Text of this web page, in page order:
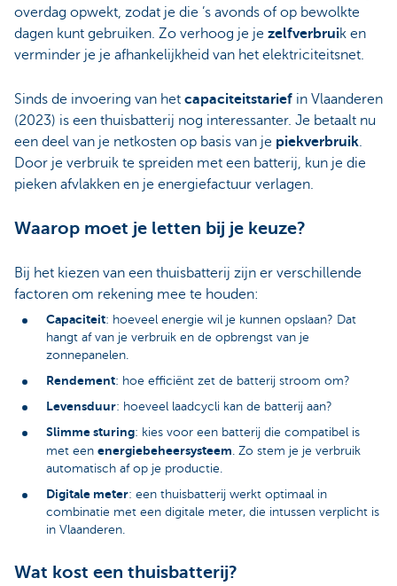
overdag opwekt, zodat je die ’s avonds of op bewolkte
dagen kunt gebruiken. Zo verhoog je je zelfverbruik en
verminder je je afhankelijkheid van het elektriciteitsnet.
Sinds de invoering van het capaciteitstarief in Vlaanderen
(2023) is een thuisbatterij nog interessanter. Je betaalt nu
een deel van je netkosten op basis van je piekverbruik.
Door je verbruik te spreiden met een batterij, kun je die
pieken afvlakken en je energiefactuur verlagen.
Waarop moet je letten bij je keuze?
Bij het kiezen van een thuisbatterij zijn er verschillende
factoren om rekening mee te houden:
Capaciteit: hoeveel energie wil je kunnen opslaan? Dat
hangt af van je verbruik en de opbrengst van je
zonnepanelen.
Rendement: hoe efficiënt zet de batterij stroom om?
Levensduur: hoeveel laadcycli kan de batterij aan?
Slimme sturing: kies voor een batterij die compatibel is
met een energiebeheersysteem. Zo stem je je verbruik
automatisch af op je productie.
Digitale meter: een thuisbatterij werkt optimaal in
combinatie met een digitale meter, die intussen verplicht is
in Vlaanderen.
Wat kost een thuisbatterij?